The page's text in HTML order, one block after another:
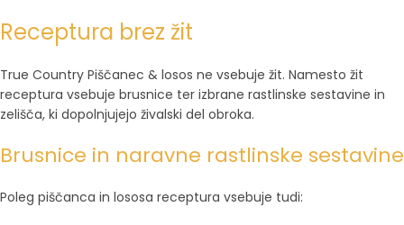
Receptura brez žit
True Country Piščanec & losos ne vsebuje žit. Namesto žit
receptura vsebuje brusnice ter izbrane rastlinske sestavine in
zelišča, ki dopolnjujejo živalski del obroka.
Brusnice in naravne rastlinske sestavine
Poleg piščanca in lososa receptura vsebuje tudi: